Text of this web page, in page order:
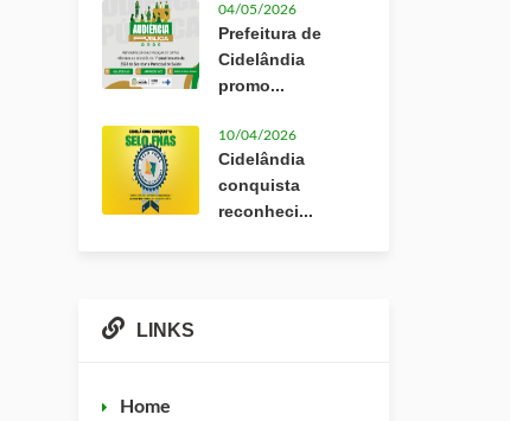
04/05/2026
Prefeitura de
Cidelândia
promo...
10/04/2026
Cidelândia
conquista
reconheci...
LINKS
Home